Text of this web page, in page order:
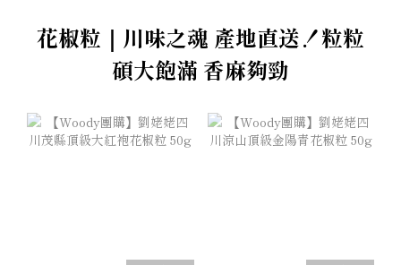
花椒粒｜川味之魂 產地直送！粒粒
碩大飽滿 香麻夠勁